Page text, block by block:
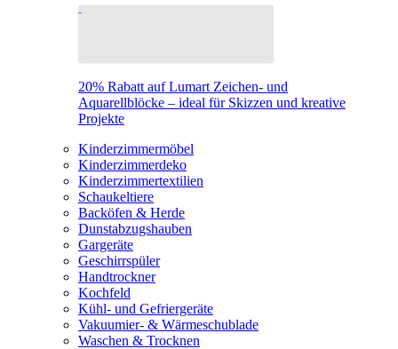
20% Rabatt auf Lumart Zeichen- und
Aquarellblöcke – ideal für Skizzen und kreative
Projekte
Kinderzimmermöbel
Kinderzimmerdeko
Kinderzimmertextilien
Schaukeltiere
Backöfen & Herde
Dunstabzugshauben
Gargeräte
Geschirrspüler
Handtrockner
Kochfeld
Kühl- und Gefriergeräte
Vakuumier- & Wärmeschublade
Waschen & Trocknen